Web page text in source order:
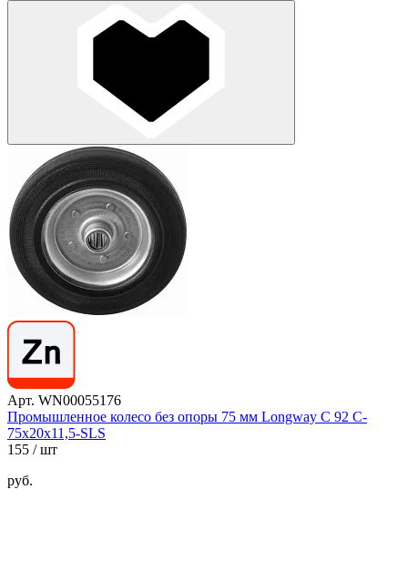
Арт. WN00055176
Промышленное колесо без опоры 75 мм Longway С 92 C-
75х20х11,5-SLS
155 / шт
руб.